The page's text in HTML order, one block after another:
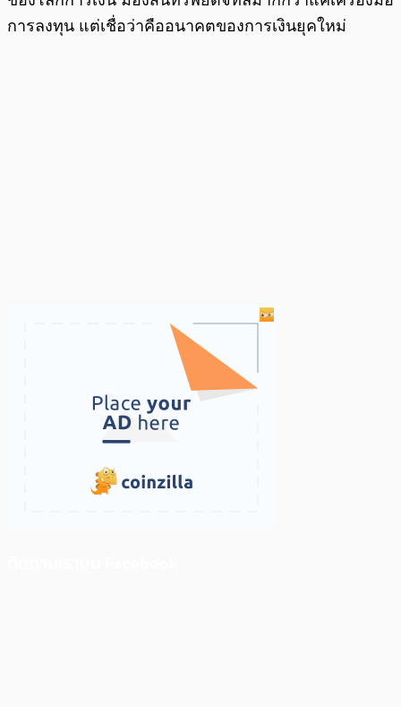
การลงทุน แต่เชื่อว่าคืออนาคตของการเงินยุคใหม่